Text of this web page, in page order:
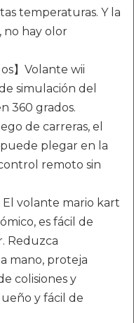
temperaturas. Y la
no hay olor
】Volante wii
simulación del
360 grados.
de carreras, el
plegar en la
remoto sin
El volante mario kart
es fácil de
Reduzca
mano, proteja
colisiones y
y fácil de